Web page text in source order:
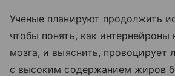
Ученые планируют продолжить
чтобы понять, как
мозга, и выяснить, провоцирует
с высоким содержанием жиров